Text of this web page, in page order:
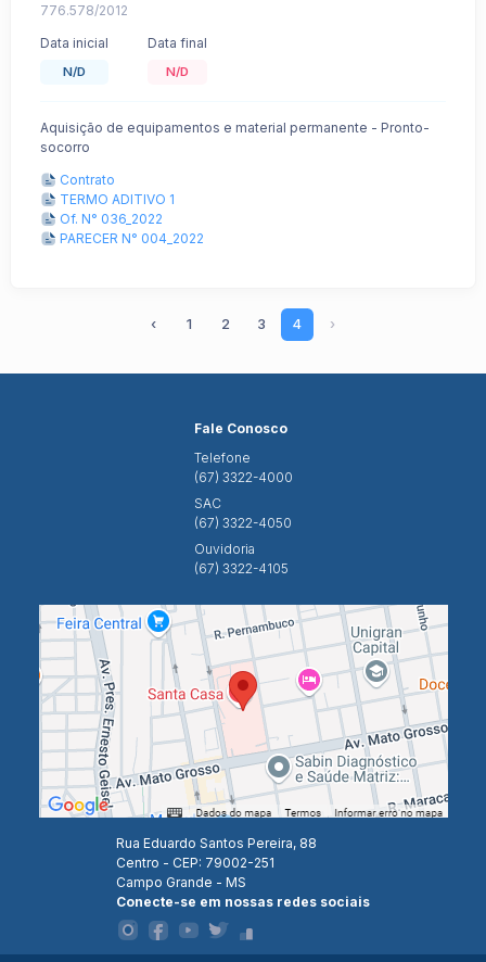
776.578/2012
Data inicial
N/D
Data final
N/D
Aquisição de equipamentos e material permanente - Pronto-
socorro
Contrato
TERMO ADITIVO 1
Of. N° 036_2022
PARECER N° 004_2022
‹ 1 2 3 4 ›
Fale Conosco
Telefone
(67) 3322-4000
SAC
(67) 3322-4050
Ouvidoria
(67) 3322-4105
Rua Eduardo Santos Pereira, 88
Centro - CEP: 79002-251
Campo Grande - MS
Conecte-se em nossas redes sociais